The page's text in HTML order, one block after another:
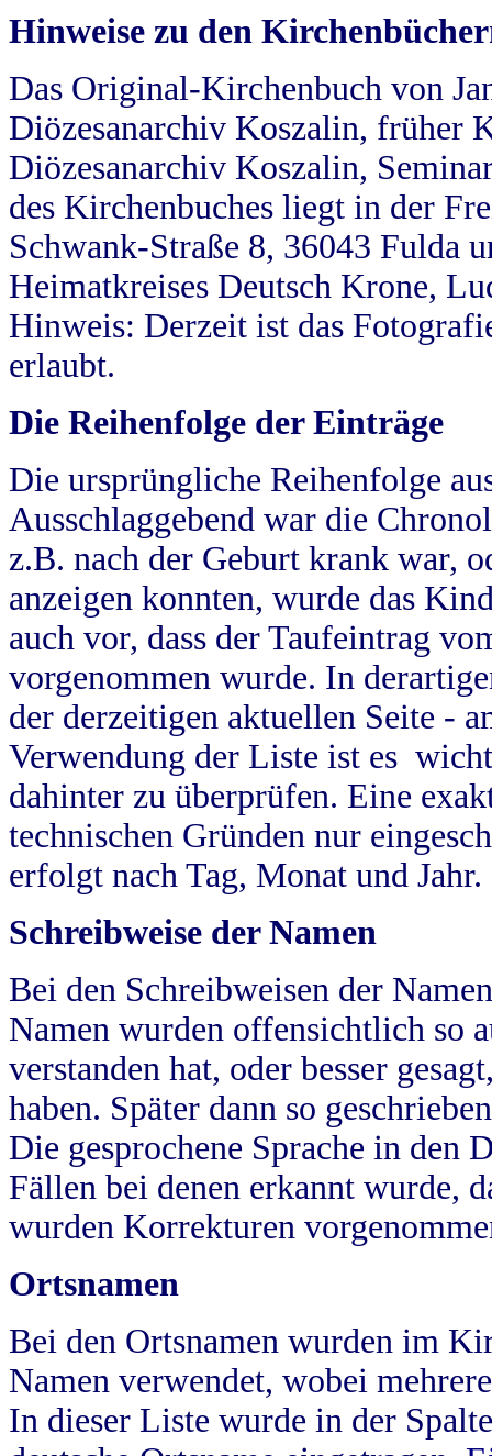
Hinweise zu den
Das Original-Kirchenbuch von
Diözesanarchiv Koszalin, früher
Diözesanarchiv Koszalin,
des Kirchenbuches liegt in der
Schwank-Straße 8, 36043 Fulda
Heimatkreises Deutsch Krone,
Hinweis: Derzeit ist das
erlaubt.
Die Reihenfolge der Einträge
Die ursprüngliche Reihenfolge
Ausschlaggebend war die
z.B. nach der Geburt krank war,
anzeigen konnten, wurde das
auch vor, dass der Taufeintrag
vorgenommen wurde. In
der derzeitigen aktuellen Seite -
Verwendung der Liste ist es
dahinter zu überprüfen. Eine
technischen Gründen nur
erfolgt nach Tag, Monat und Jahr.
Schreibweise der Namen
Bei den Schreibweisen der
Namen wurden offensichtlich so
verstanden hat, oder besser
haben. Später dann so
Die gesprochene Sprache in
Fällen bei denen erkannt wurde,
wurden Korrekturen
Ortsnamen
Bei den Ortsnamen wurden im
Namen verwendet, wobei
In dieser Liste wurde in der